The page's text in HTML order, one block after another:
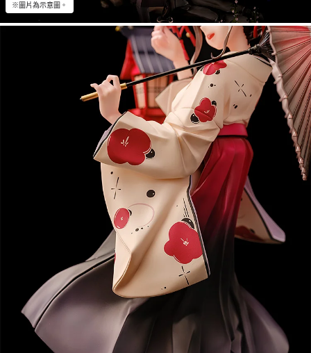
※圖片為示意圖。